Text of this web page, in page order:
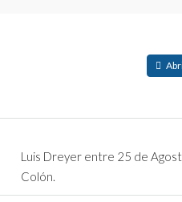
Luis Dreyer entre 25 de
Colón.